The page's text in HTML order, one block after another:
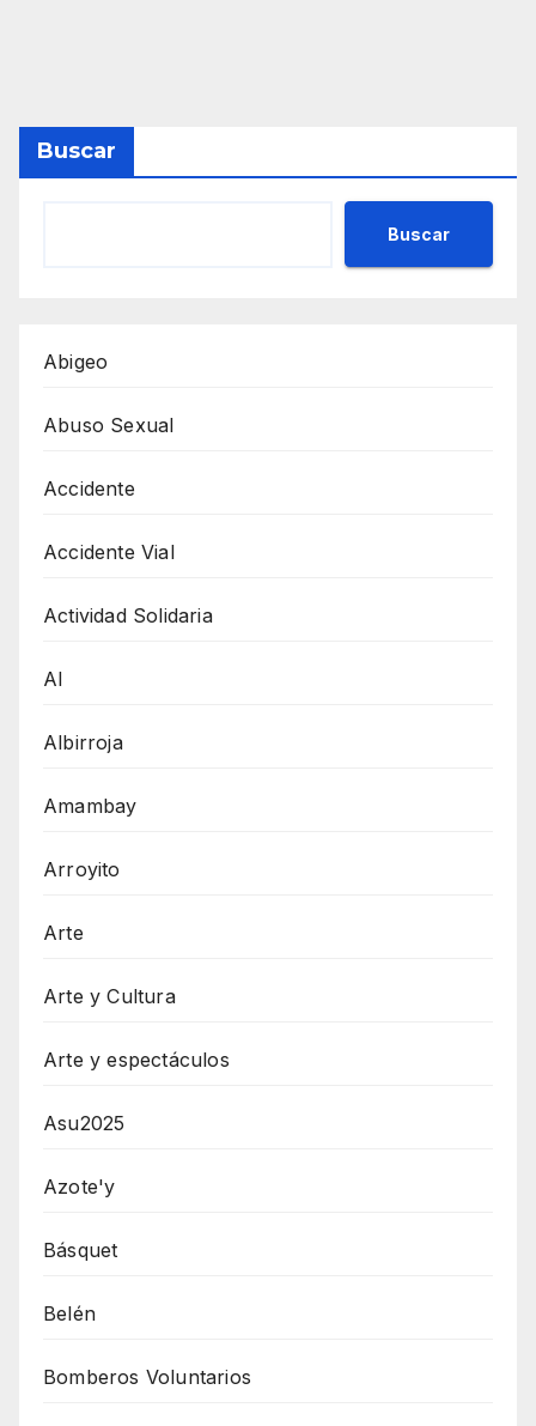
Buscar
Buscar
Abigeo
Abuso Sexual
Accidente
Accidente Vial
Actividad Solidaria
AI
Albirroja
Amambay
Arroyito
Arte
Arte y Cultura
Arte y espectáculos
Asu2025
Azote'y
Básquet
Belén
Bomberos Voluntarios